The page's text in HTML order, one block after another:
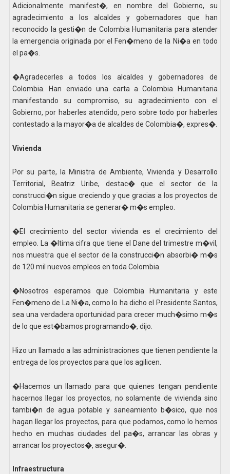
Adicionalmente manifest�, en nombre del Gobierno, su
agradecimiento a los alcaldes y gobernadores que han
reconocido la gesti�n de Colombia Humanitaria para atender
la emergencia originada por el Fen�meno de la Ni�a en todo
el pa�s.
�Agradecerles a todos los alcaldes y gobernadores de
Colombia. Han enviado una carta a Colombia Humanitaria
manifestando su compromiso, su agradecimiento con el
Gobierno, por haberles atendido, pero sobre todo por haberles
contestado a la mayor�a de alcaldes de Colombia�, expres�.
Vivienda
Por su parte, la Ministra de Ambiente, Vivienda y Desarrollo
Territorial, Beatriz Uribe, destac� que el sector de la
construcci�n sigue creciendo y que gracias a los proyectos de
Colombia Humanitaria se generar� m�s empleo.
�El crecimiento del sector vivienda es el crecimiento del
empleo. La �ltima cifra que tiene el Dane del trimestre m�vil,
nos muestra que el sector de la construcci�n absorbi� m�s
de 120 mil nuevos empleos en toda Colombia.
�Nosotros esperamos que Colombia Humanitaria y este
Fen�meno de La Ni�a, como lo ha dicho el Presidente Santos,
sea una verdadera oportunidad para crecer much�simo m�s
de lo que est�bamos programando�, dijo.
Hizo un llamado a las administraciones que tienen pendiente la
entrega de los proyectos para que los agilicen.
�Hacemos un llamado para que quienes tengan pendiente
hacernos llegar los proyectos, no solamente de vivienda sino
tambi�n de agua potable y saneamiento b�sico, que nos
hagan llegar los proyectos, para que podamos, como lo hemos
hecho en muchas ciudades del pa�s, arrancar las obras y
arrancar los proyectos�, asegur�.
Infraestructura